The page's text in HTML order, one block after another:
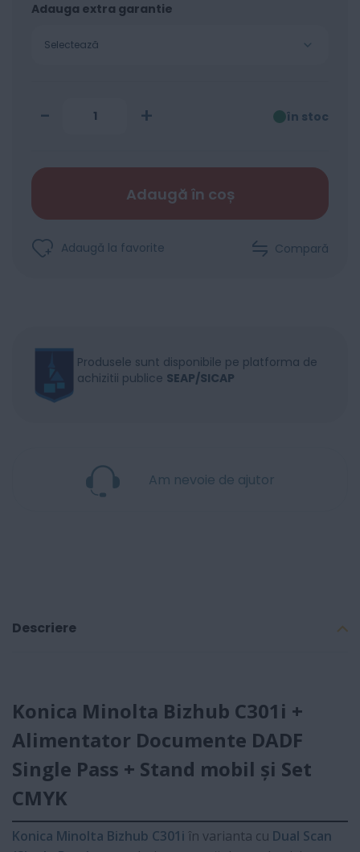
Adauga extra garantie
Selectează
- + în stoc
Adaugă în coș
Adaugă la favorite Compară
Produsele sunt disponibile pe platforma de
achizitii publice SEAP/SICAP
Am nevoie de ajutor
Descriere
Konica Minolta Bizhub C301i +
Alimentator Documente DADF
Single Pass + Stand mobil și Set
CMYK
Konica Minolta Bizhub C301i în varianta cu Dual Scan